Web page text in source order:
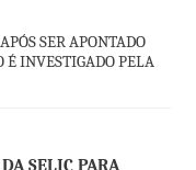
SER APONTADO
É INVESTIGADO PELA
SELIC PARA